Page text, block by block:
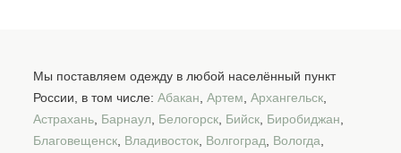
Мы поставляем одежду в любой населённый пункт
России, в том числе: Абакан Артем Архангельск
Астрахань Барнаул Белогорск Бийск Биробиджан
Благовещенск Владивосток Волгоград Вологда